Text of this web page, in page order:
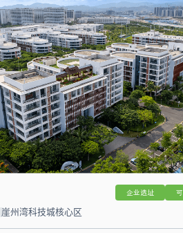
企业选址
崖州湾科技城核心区